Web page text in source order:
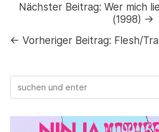
Nächster Beitrag: Wer mich
(1998) →
←Vorheriger Beitrag: Flesh/